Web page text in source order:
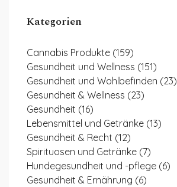
Kategorien
Cannabis Produkte (159)
Gesundheit und Wellness (151)
Gesundheit und Wohlbefinden (23)
Gesundheit & Wellness (23)
Gesundheit (16)
Lebensmittel und Getränke (13)
Gesundheit & Recht (12)
Spirituosen und Getränke (7)
Hundegesundheit und -pflege (6)
Gesundheit & Ernährung (6)